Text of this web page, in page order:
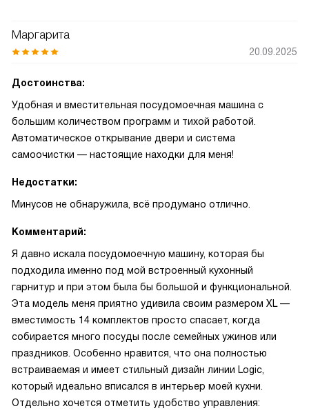
Маргарита
20.09.2025
Достоинства:
Удобная и вместительная посудомоечная машина с
большим количеством программ и тихой работой.
Автоматическое открывание двери и система
самоочистки — настоящие находки для меня!
Недостатки:
Минусов не обнаружила, всё продумано отлично.
Комментарий:
Я давно искала посудомоечную машину, которая бы
подходила именно под мой встроенный кухонный
гарнитур и при этом была бы большой и функциональной.
Эта модель меня приятно удивила своим размером XL —
вместимость 14 комплектов просто спасает, когда
собирается много посуды после семейных ужинов или
праздников. Особенно нравится, что она полностью
встраиваемая и имеет стильный дизайн линии Logic,
который идеально вписался в интерьер моей кухни.
Отдельно хочется отметить удобство управления: